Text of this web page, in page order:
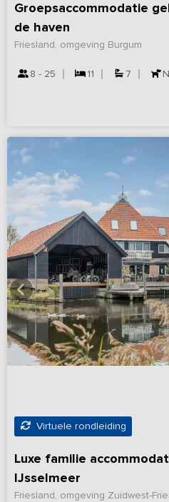
Groepsaccommodatie
de haven
Friesland, omgeving Burgum
8 - 25 11 7
Virtuele rondleiding
Luxe familie
IJsselmeer
Friesland, omgeving Zuidwest-